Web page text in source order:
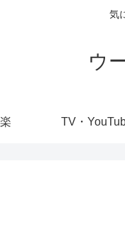
気
ウ
TV・